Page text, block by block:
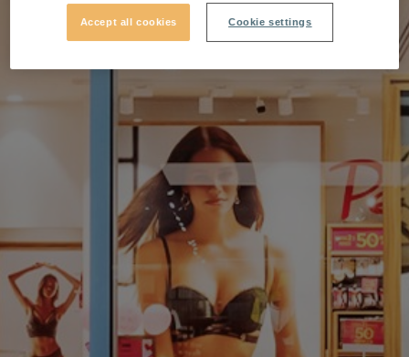
Accept all cookies Cookie settings